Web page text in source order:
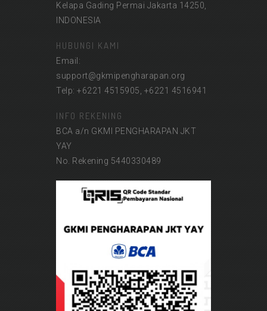
Kelapa Gading Permai Jakarta 14250,
INDONESIA
HUBUNGI KAMI
Email:
support@gkmipengharapan.org
Telp: +6221 4515905, +6221 4516941
INFO REKENING
BCA a/n GKMI PENGHARAPAN JKT
YAY
No. Rekening 5440330489